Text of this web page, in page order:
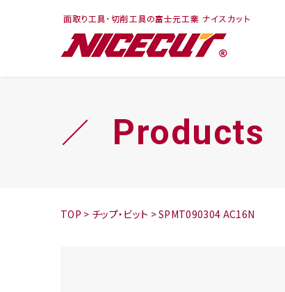
Products
TOP > チップ・ビット >SPMT090304 AC16N